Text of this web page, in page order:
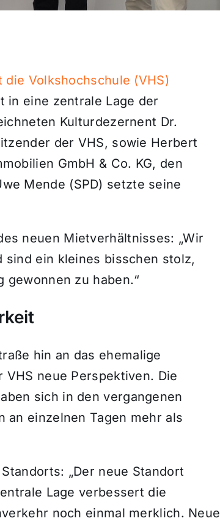
die Volkshochschule (VHS)
in eine zentrale Lage der
Kulturdezernent Dr.
der VHS, sowie Herbert
GmbH & Co. KG, den
Mende (SPD) setzte seine
neuen Mietverhältnisses: „Wir
ein kleines bisschen stolz,
zu haben.“
hin an das ehemalige
neue Perspektiven. Die
sich in den vergangenen
an einzelnen Tagen mehr als
„Der neue Standort
Lage verbessert die
noch einmal merklich. Neue